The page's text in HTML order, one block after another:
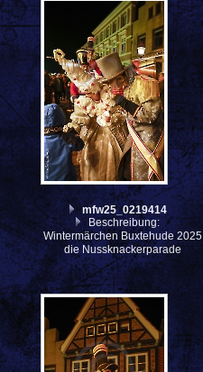
mfw25_0219414
Beschreibung:
Wintermärchen Buxtehude 2025
die Nussknackerparade